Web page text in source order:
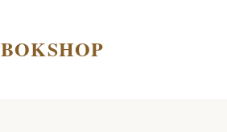
BOKSHOP